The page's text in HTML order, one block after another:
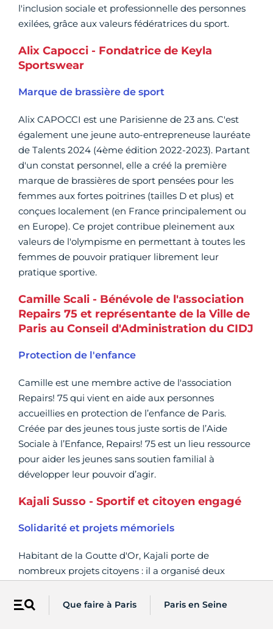
Menu Que faire à Paris Paris en Seine
l'inclusion sociale et professionnelle des personnes
exilées, grâce aux valeurs fédératrices du sport.
Alix Capocci - Fondatrice de Keyla
Sportswear
Marque de brassière de sport
Alix CAPOCCI est une Parisienne de 23 ans. C'est
également une jeune auto-entrepreneuse lauréate
de Talents 2024 (4ème édition 2022-2023). Partant
d'un constat personnel, elle a créé la première
marque de brassières de sport pensées pour les
femmes aux fortes poitrines (tailles D et plus) et
conçues localement (en France principalement ou
en Europe). Ce projet contribue pleinement aux
valeurs de l'olympisme en permettant à toutes les
femmes de pouvoir pratiquer librement leur
pratique sportive.
Camille Scali - Bénévole de l'association
Repairs 75 et représentante de la Ville de
Paris au Conseil d'Administration du CIDJ
Protection de l'enfance
Camille est une membre active de l'association
Repairs! 75 qui vient en aide aux personnes
accueillies en protection de l’enfance de Paris.
Créée par des jeunes tous juste sortis de l’Aide
Sociale à l’Enfance, Repairs! 75 est un lieu ressource
pour aider les jeunes sans soutien familial à
développer leur pouvoir d’agir.
Kajali Susso - Sportif et citoyen engagé
Solidarité et projets mémoriels
Habitant de la Goutte d'Or, Kajali porte de
nombreux projets citoyens : il a organisé deux
prépare un nouveau à Dachau en 2024. Etudiant en
licence de mathématiques, il est également très